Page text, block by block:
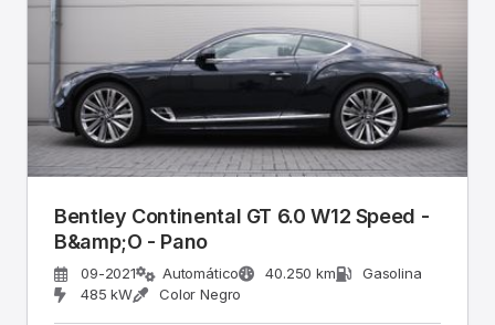
Bentley Continental GT 6.0 W12 Speed -
B&amp;O - Pano
09-2021 Automático 40.250 km
Gasolina
485 kW
Color Negro